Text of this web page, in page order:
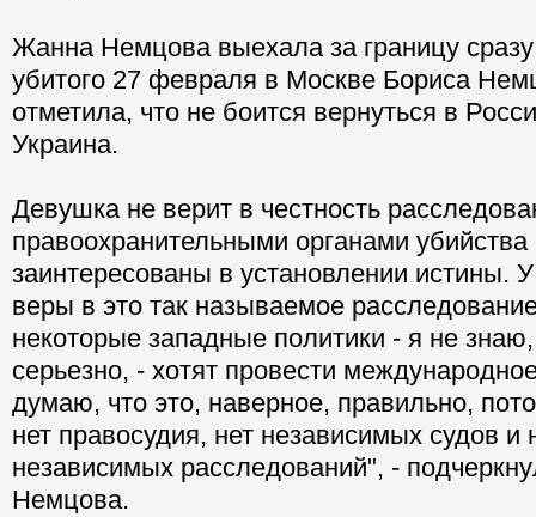
Жанна Немцова выехала за границу
убитого 27 февраля в Москве Бориса
отметила, что не боится вернуться в
Украина.
Девушка не верит в честность
правоохранительными органами
заинтересованы в установлении истины.
веры в это так называемое
некоторые западные политики - я не знаю,
серьезно, - хотят провести
думаю, что это, наверное, правильно,
нет правосудия, нет независимых судов и
независимых расследований", -
Немцова.